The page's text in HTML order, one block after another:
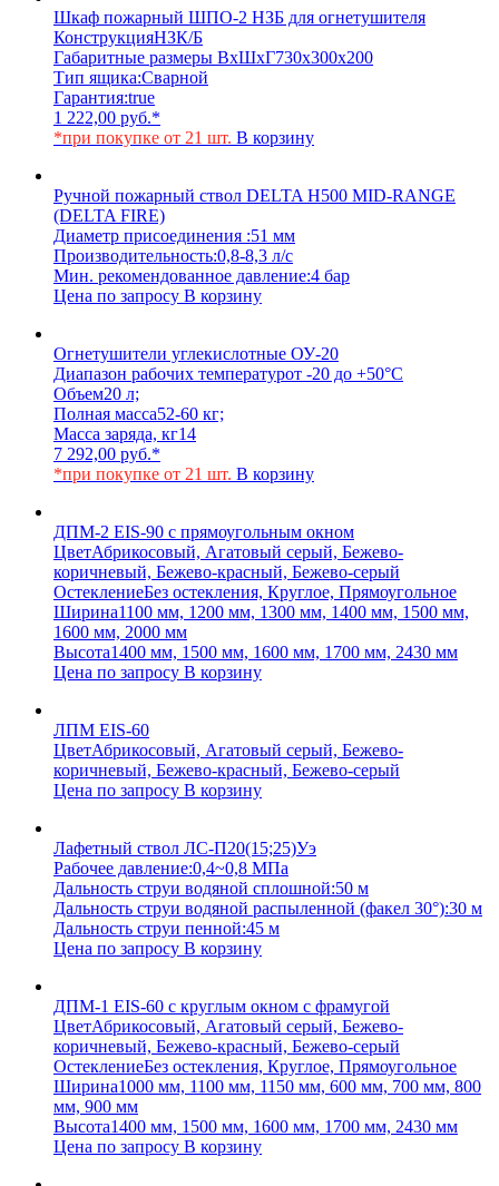
Шкаф пожарный ШПО-2 НЗБ для огнетушителя
КонструкцияНЗК/Б
Габаритные размеры ВхШхГ730х300х200
Тип ящика:Сварной
Гарантия:true
1 222,00 руб.*
*при покупке от 21 шт. В корзину
Ручной пожарный ствол DELTA H500 MID-RANGE
(DELTA FIRE)
Диаметр присоединения :51 мм
Производительность:0,8-8,3 л/с
Мин. рекомендованное давление:4 бар
Цена по запросу В корзину
Огнетушители углекислотные ОУ-20
Диапазон рабочих температурот -20 до +50°C
Объем20 л;
Полная масса52-60 кг;
Масса заряда, кг14
7 292,00 руб.*
*при покупке от 21 шт. В корзину
ДПМ-2 EIS-90 с прямоугольным окном
ЦветАбрикосовый, Агатовый серый, Бежево-
коричневый, Бежево-красный, Бежево-серый
ОстеклениеБез остекления, Круглое, Прямоугольное
Ширина1100 мм, 1200 мм, 1300 мм, 1400 мм, 1500 мм,
1600 мм, 2000 мм
Высота1400 мм, 1500 мм, 1600 мм, 1700 мм, 2430 мм
Цена по запросу В корзину
ЛПМ EIS-60
ЦветАбрикосовый, Агатовый серый, Бежево-
коричневый, Бежево-красный, Бежево-серый
Цена по запросу В корзину
Лафетный ствол ЛС-П20(15;25)Уэ
Рабочее давление:0,4~0,8 МПа
Дальность струи водяной сплошной:50 м
Дальность струи водяной распыленной (факел 30°):30 м
Дальность струи пенной:45 м
Цена по запросу В корзину
ДПМ-1 EIS-60 с круглым окном с фрамугой
ЦветАбрикосовый, Агатовый серый, Бежево-
коричневый, Бежево-красный, Бежево-серый
ОстеклениеБез остекления, Круглое, Прямоугольное
Ширина1000 мм, 1100 мм, 1150 мм, 600 мм, 700 мм, 800
мм, 900 мм
Высота1400 мм, 1500 мм, 1600 мм, 1700 мм, 2430 мм
Цена по запросу В корзину